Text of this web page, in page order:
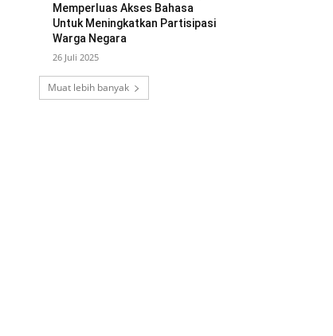
Memperluas Akses Bahasa
Untuk Meningkatkan Partisipasi
Warga Negara
26 Juli 2025
Muat lebih banyak